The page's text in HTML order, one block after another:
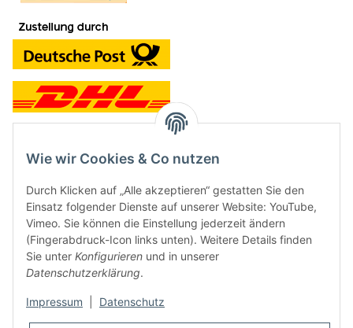
Neben dem Onlineshop haben wir ein Ladengeschäft in Hütten:
Frontline Games
Färbereiweg 3A
24358 Hütten
Wie wir Cookies & Co nutzen
Durch Klicken auf „Alle akzeptieren“ gestatten Sie den
Einsatz folgender Dienste auf unserer Website: YouTube,
Vimeo. Sie können die Einstellung jederzeit ändern
(Fingerabdruck-Icon links unten). Weitere Details finden
Sie unter Konfigurieren und in unserer
Datenschutzerklärung.
Impressum Datenschutz